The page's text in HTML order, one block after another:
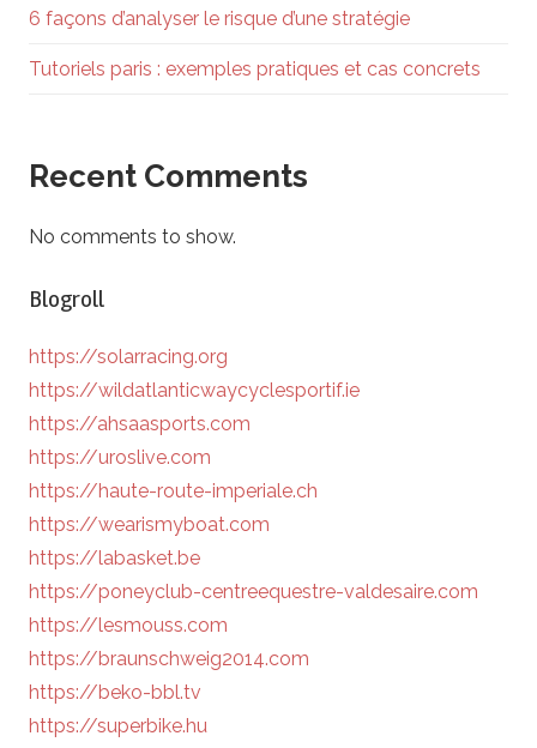
6 façons d’analyser le risque d’une stratégie
Tutoriels paris : exemples pratiques et cas concrets
Recent Comments
No comments to show.
Blogroll
https://solarracing.org
https://wildatlanticwaycyclesportif.ie
https://ahsaasports.com
https://uroslive.com
https://haute-route-imperiale.ch
https://wearismyboat.com
https://labasket.be
https://poneyclub-centreequestre-valdesaire.com
https://lesmouss.com
https://braunschweig2014.com
https://beko-bbl.tv
https://superbike.hu